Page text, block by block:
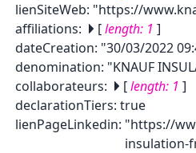
lienSiteWeb: "https://
affiliations: [length: 1 ]
dateCreation: "30/03/2022
denomination: "KNAUF
collaborateurs: [length: 1 ]
declarationTiers: true
lienPageLinkedin: "https://
insulation-